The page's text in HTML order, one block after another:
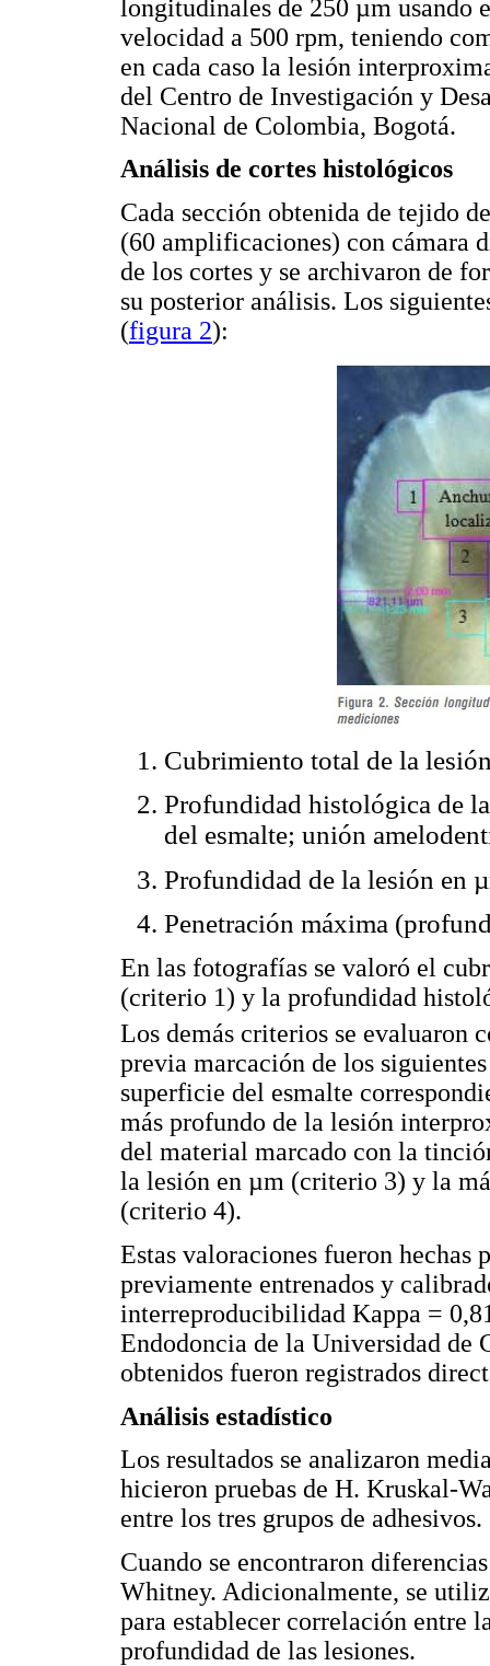
longitudinales de 250 µm
velocidad a 500 rpm, teniendo
en cada caso la lesión
del Centro de Investigación y
Nacional de Colombia, Bogotá.
Análisis de cortes histológicos
Cada sección obtenida de tejido
(60 amplificaciones) con cámara
de los cortes y se archivaron de
su posterior análisis. Los
(figura 2):
Cubrimiento total de la
Profundidad histológica de
del esmalte; unión
Profundidad de la lesión en
Penetración máxima
En las fotografías se valoró el
(criterio 1) y la profundidad
Los demás criterios se evaluaron
previa marcación de los
superficie del esmalte
más profundo de la lesión
del material marcado con la
la lesión en µm (criterio 3) y la
(criterio 4).
Estas valoraciones fueron hechas
previamente entrenados y
interreproducibilidad Kappa =
Endodoncia de la Universidad de
obtenidos fueron registrados
Análisis estadístico
Los resultados se analizaron
hicieron pruebas de H. Kruskal-
entre los tres grupos de adhesivos.
Cuando se encontraron
Whitney. Adicionalmente, se
para establecer correlación entre
profundidad de las lesiones.